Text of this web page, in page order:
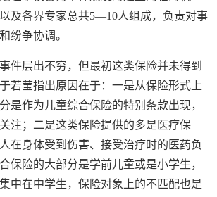
及各界专家总共5—10人组成，负责对事
纷争协调。
件层出不穷，但最初这类保险并未得到
若莹指出原因在于：一是从保险形式上
是作为儿童综合保险的特别条款出现，
注；二是这类保险提供的多是医疗保
在身体受到伤害、接受治疗时的医药负
保险的大部分是学前儿童或是小学生，
中在中学生，保险对象上的不匹配也是